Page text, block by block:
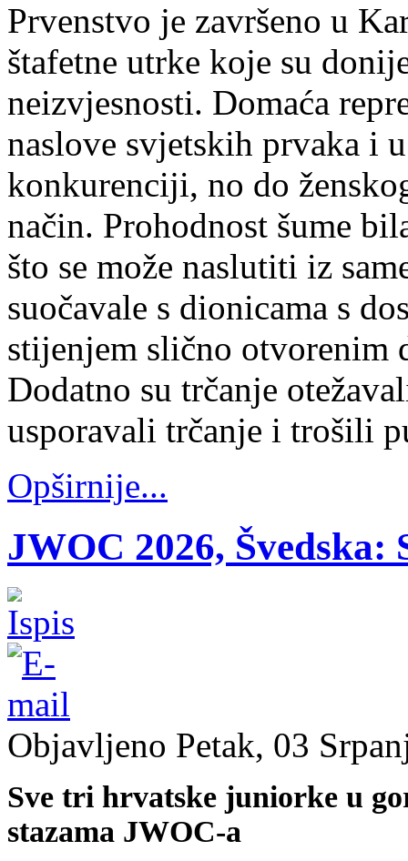
Prvenstvo je završeno u
štafetne utrke koje su
neizvjesnosti. Domaća
naslove svjetskih prvaka i
konkurenciji, no do
način. Prohodnost šume
što se može naslutiti iz
suočavale s dionicama s
stijenjem slično otvorenim
Dodatno su trčanje
usporavali trčanje i trošili
Opširnije...
JWOC 2026, Švedska:
Objavljeno Petak, 03
Sve tri hrvatske juniorke u
stazama JWOC-a